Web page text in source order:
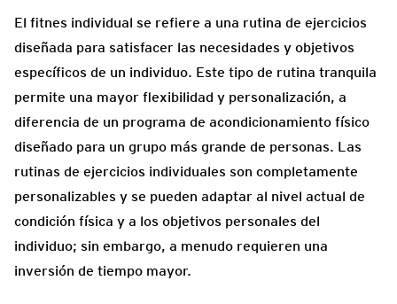
El fitnes individual se refiere a una rutina de ejercicios
diseñada para satisfacer las necesidades y objetivos
específicos de un individuo. Este tipo de rutina tranquila
permite una mayor flexibilidad y personalización, a
diferencia de un programa de acondicionamiento físico
diseñado para un grupo más grande de personas. Las
rutinas de ejercicios individuales son completamente
personalizables y se pueden adaptar al nivel actual de
condición física y a los objetivos personales del
individuo; sin embargo, a menudo requieren una
inversión de tiempo mayor.